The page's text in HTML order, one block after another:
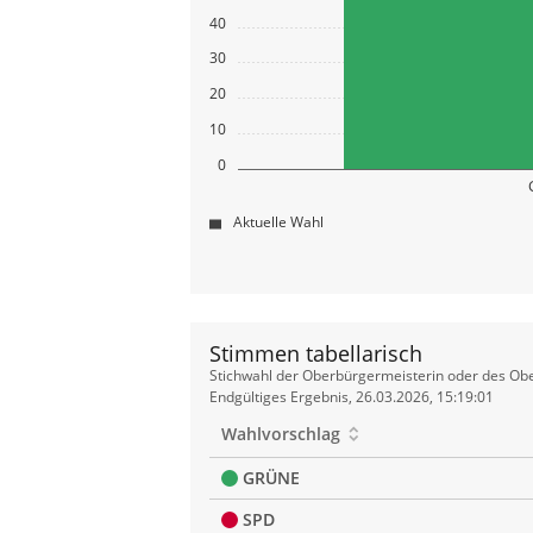
0
10
20
30
40
Aktuelle Wahl
Stimmen tabellarisch
Stimmen
tabellarisch
Stichwahl der Oberbürgermeisterin oder des
Endgültiges Ergebnis, 26.03.2026, 15:19:01
Wahlvorschlag
GRÜNE
SPD